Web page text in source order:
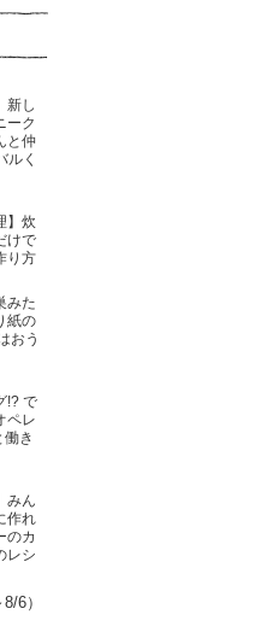
新し
ーク
と仲
ルく
】炊
けで
り方
みた
紙の
おう
!? で
ペレ
働き
みん
作れ
のカ
レシ
6）